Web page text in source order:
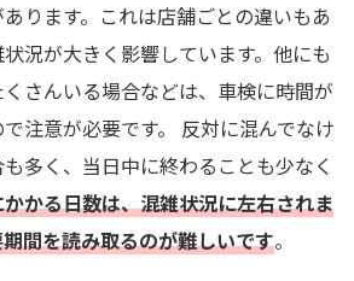
ります。これは店舗ごとの違いもあ
況が大きく影響しています。他にも
さんいる場合などは、車検に時間が
注意が必要です。 反対に混んでなけ
多く、当日中に終わることも少なく
かる日数は、混雑状況に左右されま
間を読み取るのが難しいです。